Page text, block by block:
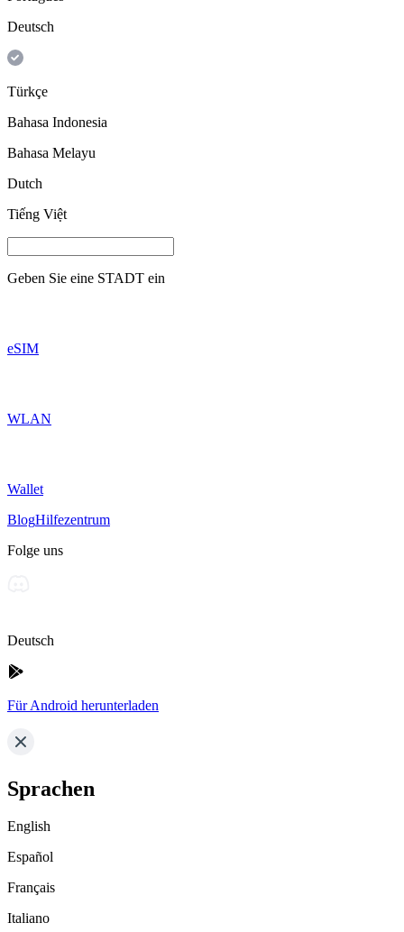
Deutsch
Türkçe
Bahasa Indonesia
Bahasa Melayu
Dutch
Tiếng Việt
Geben Sie eine STADT ein
eSIM
WLAN
Wallet
BlogHilfezentrum
Folge uns
Deutsch
Für Android herunterladen
Sprachen
English
Español
Français
Italiano